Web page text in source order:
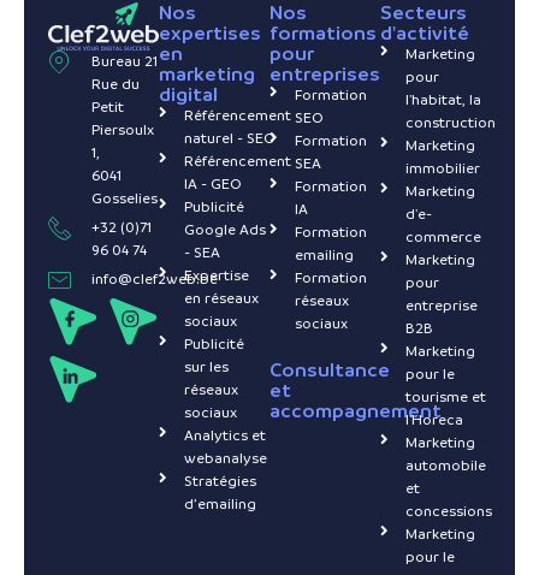
Bureau 21
Rue du
Petit
Piersoulx
1,
6041
Gosselies
+32 (0)71
96 04 74
info@clef2web.be
Nos
expertises
en
marketing
digital
Référencement
naturel - SEO
Référencement
IA - GEO
Publicité
Google Ads
- SEA
Expertise
en réseaux
sociaux
Publicité
sur les
réseaux
sociaux
Analytics et
webanalyse
Stratégies
d’emailing
Nos
formations
pour
entreprises
Formation
SEO
Formation
SEA
Formation
IA
Formation
emailing
Formation
réseaux
sociaux
Consultance
et
accompagnement
Secteurs
d'activité
Marketing
pour
l'habitat, la
construction
Marketing
immobilier
Marketing
d'e-
commerce
Marketing
pour
entreprise
B2B
Marketing
pour le
tourisme et
l'Horeca
Marketing
automobile
et
concessions
Marketing
pour le